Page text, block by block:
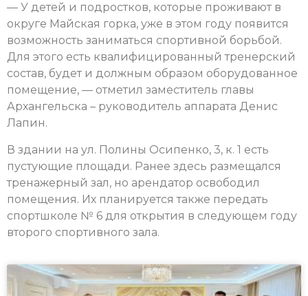
— У детей и подростков, которые проживают в
округе Майская горка, уже в этом году появится
возможность заниматься спортивной борьбой.
Для этого есть квалифицированный тренерский
состав, будет и должным образом оборудованное
помещение, — отметил заместитель главы
Архангельска – руководитель аппарата Денис
Лапин.
В здании на ул. Полины Осипенко, 3, к. 1 есть
пустующие площади. Ранее здесь размещался
тренажерный зал, но арендатор освободил
помещения. Их планируется также передать
спортшколе № 6 для открытия в следующем году
второго спортивного зала.